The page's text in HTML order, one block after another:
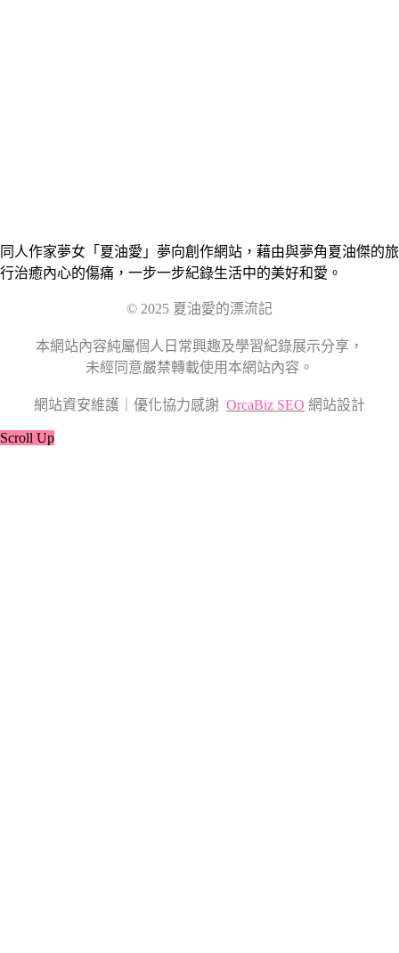
同人作家夢女「夏油愛」夢向創作網站，藉由與夢角夏油傑的旅
行治癒內心的傷痛，一步一步紀錄生活中的美好和愛。
© 2025 夏油愛的漂流記
本網站內容純屬個人日常興趣及學習紀錄展示分享，
未經同意嚴禁轉載使用本網站內容。
網站資安維護｜優化協力感謝 OrcaBiz SEO 網站設計
Scroll Up